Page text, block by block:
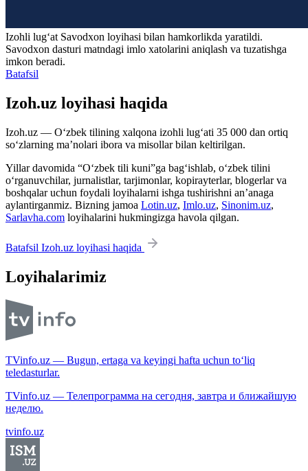
Izohli lugʻat Savodxon loyihasi bilan hamkorlikda yaratildi.
Savodxon dasturi matndagi imlo xatolarini aniqlash va tuzatishga
imkon beradi.
Batafsil
Izoh.uz loyihasi haqida
Izoh.uz — O‘zbek tilining xalqona izohli lug‘ati 35 000 dan ortiq
so‘zlarning ma’nolari ibora va misollar bilan keltirilgan.
Yillar davomida “O‘zbek tili kuni”ga bag‘ishlab, o‘zbek tilini
o‘rganuvchilar, jurnalistlar, tarjimonlar, kopirayterlar, blogerlar va
boshqalar uchun foydali loyihalarni ishga tushirishni an’anaga
aylantirganmiz. Bizning jamoa Lotin.uz, Imlo.uz, Sinonim.uz,
Sarlavha.com loyihalarini hukmingizga havola qilgan.
Batafsil Izoh.uz loyihasi haqida
Loyihalarimiz
TVinfo.uz — Bugun, ertaga va keyingi hafta uchun to‘liq
teledasturlar.
TVinfo.uz — Телепрограмма на сегодня, завтра и ближайшую
неделю.
tvinfo.uz